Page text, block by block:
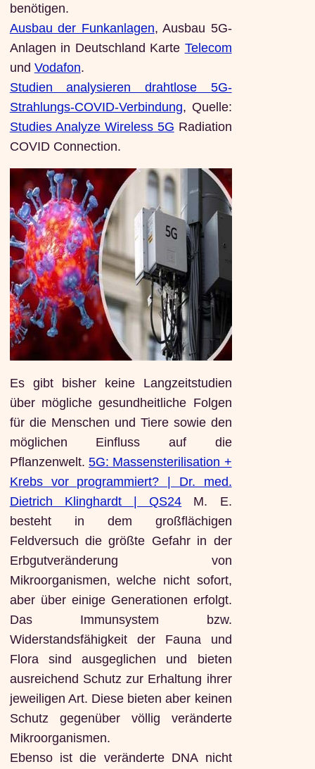
benötigen.
Ausbau der Funkanlagen, Ausbau 5G-
Anlagen in Deutschland Karte Telecom
und Vodafon.
Studien analysieren drahtlose 5G-
Strahlungs-COVID-Verbindung, Quelle:
Studies Analyze Wireless 5G Radiation
COVID Connection.
Es gibt bisher keine Langzeitstudien
über mögliche gesundheitliche Folgen
für die Menschen und Tiere sowie den
möglichen Einfluss auf die
Pflanzenwelt.5G: Massensterilisation +
Krebs vor programmiert? | Dr. med.
Dietrich Klinghardt | QS24 M. E.
besteht in dem großflächigen
Feldversuch die größte Gefahr in der
Erbgutveränderung von
Mikroorganismen, welche nicht sofort,
aber über einige Generationen erfolgt.
Das Immunsystem bzw.
Widerstandsfähigkeit der Fauna und
Flora sind ausgeglichen und bieten
ausreichend Schutz zur Erhaltung ihrer
jeweiligen Art. Diese bieten aber keinen
Schutz gegenüber völlig veränderte
Mikroorganismen.
Ebenso ist die veränderte DNA nicht